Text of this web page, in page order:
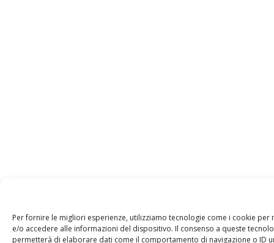
Per fornire le migliori esperienze, utilizziamo tecnologie come i cookie per
e/o accedere alle informazioni del dispositivo. Il consenso a queste
permetterà di elaborare dati come il comportamento di navigazione o ID